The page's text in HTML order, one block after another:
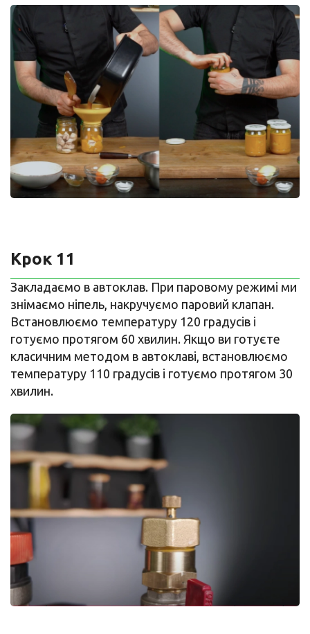
Крок 11
Закладаємо в автоклав. При паровому режимі ми
знімаємо ніпель, накручуємо паровий клапан.
Встановлюємо температуру 120 градусів і
готуємо протягом 60 хвилин. Якщо ви готуєте
класичним методом в автоклаві, встановлюємо
температуру 110 градусів і готуємо протягом 30
хвилин.